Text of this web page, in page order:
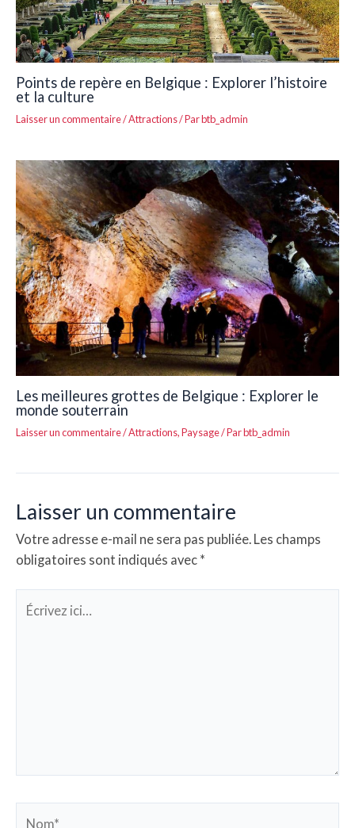
Points de repère en Belgique : Explorer l’histoire
et la culture
Laisser un commentaire/Attractions/ Parbtb_admin
Les meilleures grottes de Belgique : Explorer le
monde souterrain
Laisser un commentaire/Attractions,Paysage/ Parbtb_admin
Laisser un commentaire
Votre adresse e-mail ne sera pas publiée. Les champs
obligatoires sont indiqués avec *
ici…